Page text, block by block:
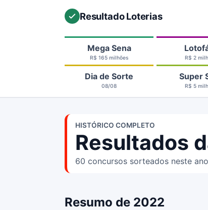
Resultado Loterias
Mega Sena
R$ 165 milhões R$ 2
Dia de Sorte
08/08
Super
R$ 5
HISTÓRICO COMPLETO
Resultados
60 concursos sorteados neste
Resumo de 2022